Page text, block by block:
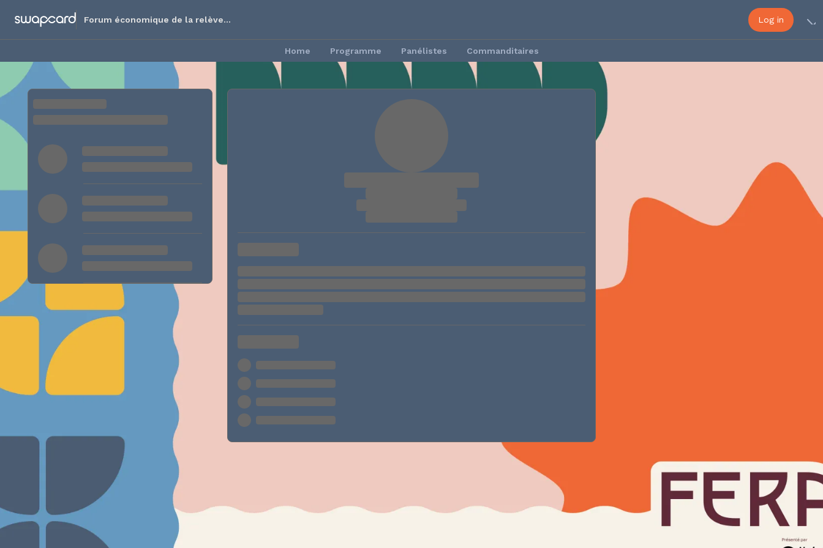
Forum économique de la relève
Log in
Home Programme Panélistes Commanditaires